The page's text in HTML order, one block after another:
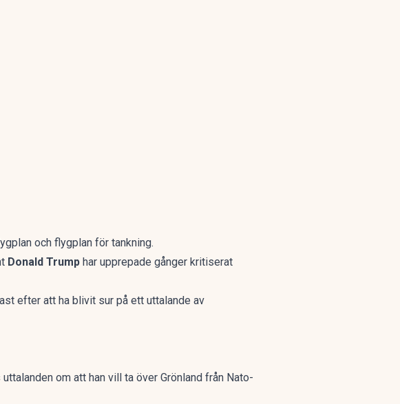
och flygplan för tankning.
Donald Trump har upprepade gånger kritiserat
efter att ha blivit sur på ett uttalande av
om att han vill ta över Grönland från Nato-